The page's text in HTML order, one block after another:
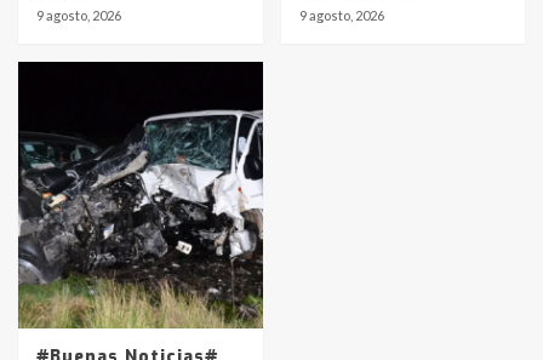
9 agosto, 2026 9 agosto, 2026